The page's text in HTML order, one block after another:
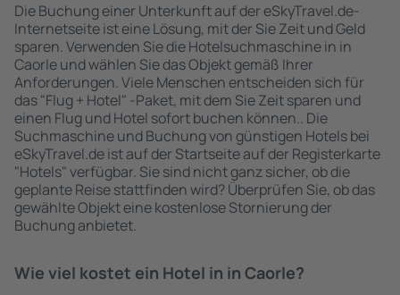
Die Buchung einer Unterkunft auf der eSkyTravel.de-
Internetseite ist eine Lösung, mit der Sie Zeit und Geld
sparen. Verwenden Sie die Hotelsuchmaschine in in
Caorle und wählen Sie das Objekt gemäß Ihrer
Anforderungen. Viele Menschen entscheiden sich für
das "Flug + Hotel" -Paket, mit dem Sie Zeit sparen und
einen Flug und Hotel sofort buchen können.. Die
Suchmaschine und Buchung von günstigen Hotels bei
eSkyTravel.de ist auf der Startseite auf der Registerkarte
"Hotels" verfügbar. Sie sind nicht ganz sicher, ob die
geplante Reise stattfinden wird? Überprüfen Sie, ob das
gewählte Objekt eine kostenlose Stornierung der
Buchung anbietet.
Wie viel kostet ein Hotel in in Caorle?